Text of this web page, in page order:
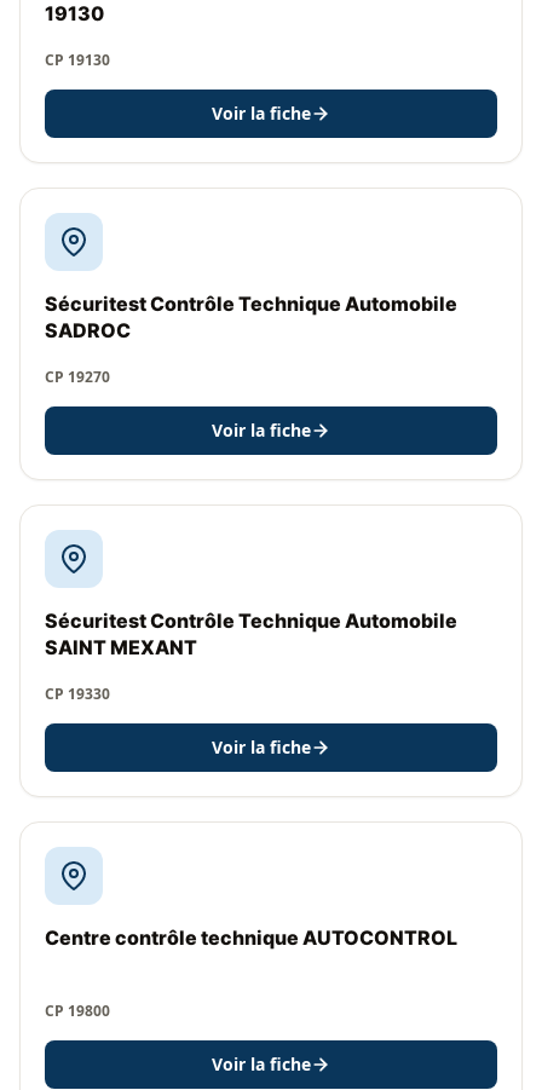
19130
CP 19130
Voir la fiche
Sécuritest Contrôle Technique Automobile
SADROC
CP 19270
Voir la fiche
Sécuritest Contrôle Technique Automobile
SAINT MEXANT
CP 19330
Voir la fiche
Centre contrôle technique AUTOCONTROL
CP 19800
Voir la fiche